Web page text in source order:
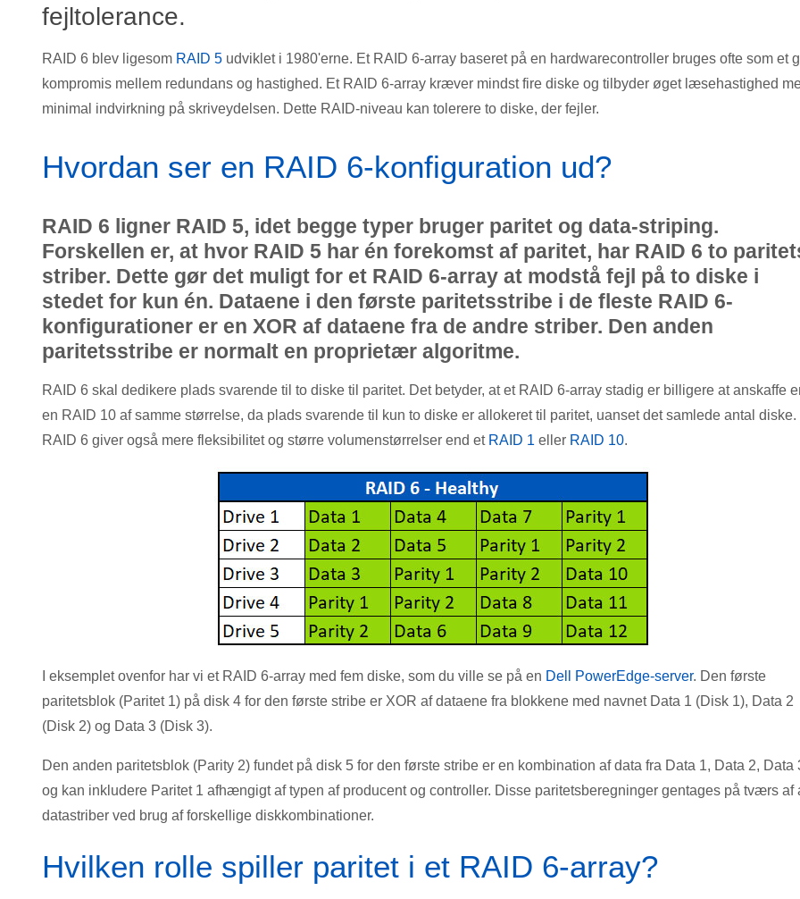
fejltolerance.
RAID 6 blev ligesom RAID 5 udviklet i 1980'erne. Et RAID 6-array baseret på en hardwarecontroller bruges ofte som et
kompromis mellem redundans og hastighed. Et RAID 6-array kræver mindst fire diske og tilbyder øget læsehastighed
minimal indvirkning på skriveydelsen. Dette RAID-niveau kan tolerere to diske, der fejler.
Hvordan ser en RAID 6-konfiguration ud?
RAID 6 ligner RAID 5, idet begge typer bruger paritet og data-striping.
Forskellen er, at hvor RAID 5 har én forekomst af paritet, har RAID 6 to
striber. Dette gør det muligt for et RAID 6-array at modstå fejl på to diske i
stedet for kun én. Dataene i den første paritetsstribe i de fleste RAID 6-
konfigurationer er en XOR af dataene fra de andre striber. Den anden
paritetsstribe er normalt en proprietær algoritme.
RAID 6 skal dedikere plads svarende til to diske til paritet. Det betyder, at et RAID 6-array stadig er billigere at anskaffe
en RAID 10 af samme størrelse, da plads svarende til kun to diske er allokeret til paritet, uanset det samlede antal diske.
RAID 6 giver også mere fleksibilitet og større volumenstørrelser end et RAID 1 eller RAID 10.
I eksemplet ovenfor har vi et RAID 6-array med fem diske, som du ville se på en Dell PowerEdge-server. Den første
paritetsblok (Paritet 1) på disk 4 for den første stribe er XOR af dataene fra blokkene med navnet Data 1 (Disk 1), Data 2
(Disk 2) og Data 3 (Disk 3).
Den anden paritetsblok (Parity 2) fundet på disk 5 for den første stribe er en kombination af data fra Data 1, Data 2, Data
og kan inkludere Paritet 1 afhængigt af typen af ​​producent og controller. Disse paritetsberegninger gentages på tværs af
datastriber ved brug af forskellige diskkombinationer.
Hvilken rolle spiller paritet i et RAID 6-array?